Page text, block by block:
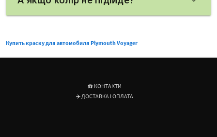
Купить краску для автомобиля Plymouth Voyager
☎️ КОНТАКТИ
✈️ ДОСТАВКА І ОПЛАТА